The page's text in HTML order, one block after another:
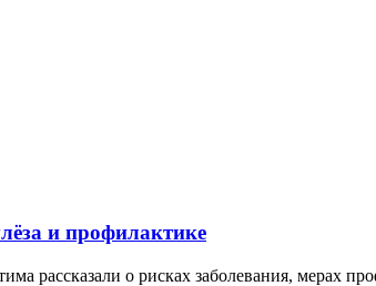
и профилактике
рассказали о рисках заболевания, мерах